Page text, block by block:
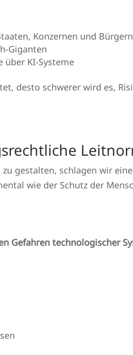
Konzernen und Bürgern
Giganten
KI-Systeme
desto schwerer wird es,
gestalten, schlagen wir
wie der Schutz der
Gefahren technologischer